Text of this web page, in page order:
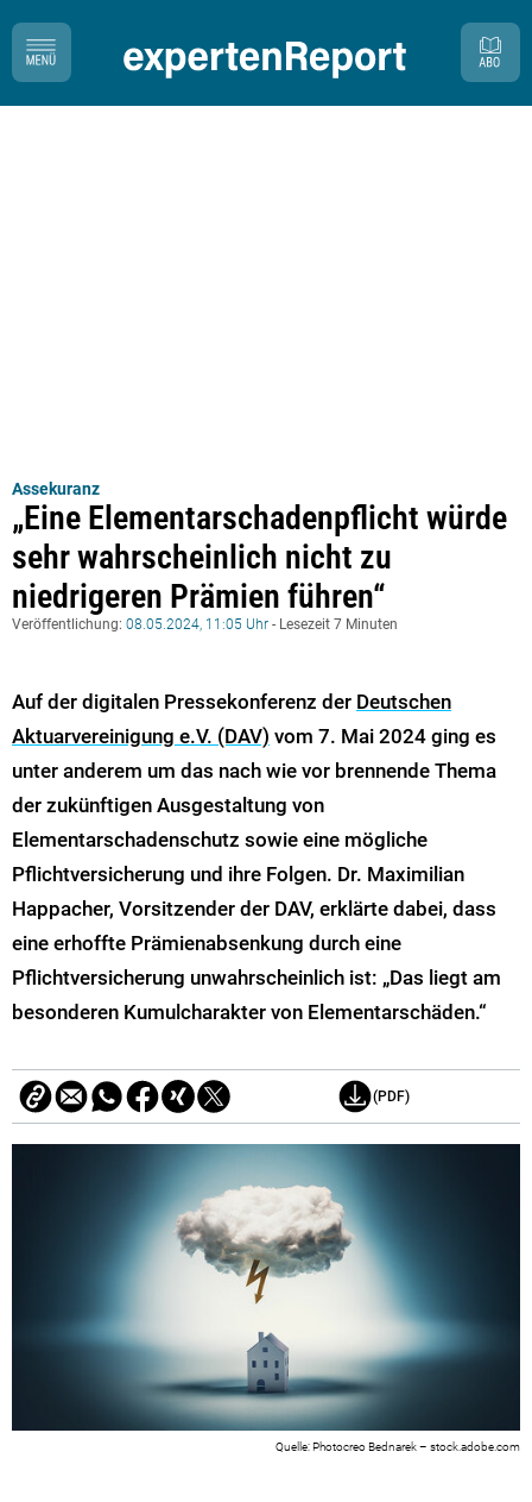
Assekuranz
„Eine Elementarschadenpflicht würde
sehr wahrscheinlich nicht zu
niedrigeren Prämien führen“
Veröffentlichung: 08.05.2024, 11:05 Uhr - Lesezeit 7 Minuten
Auf der digitalen Pressekonferenz der Deutschen
Aktuarvereinigung e.V. (DAV) vom 7. Mai 2024 ging es
unter anderem um das nach wie vor brennende Thema
der zukünftigen Ausgestaltung von
Elementarschadenschutz sowie eine mögliche
Pflichtversicherung und ihre Folgen. Dr. Maximilian
Happacher, Vorsitzender der DAV, erklärte dabei, dass
eine erhoffte Prämienabsenkung durch eine
Pflichtversicherung unwahrscheinlich ist: „Das liegt am
besonderen Kumulcharakter von Elementarschäden.“
(PDF)
Photocreo Bednarek – stock.adobe.com